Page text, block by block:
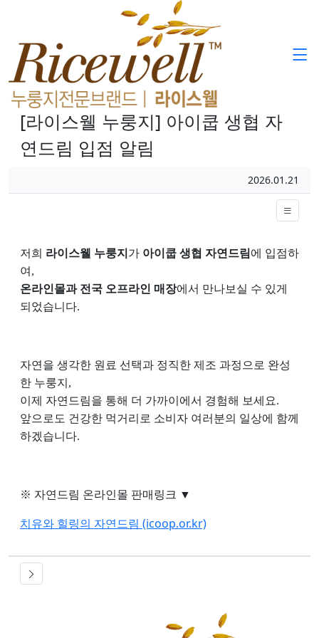
[라이스웰 누룽지] 아이쿱 생협 자
연드림 입점 알림
작성일
2026.01.21
저희 라이스웰 누룽지 가 아이쿱 생협 자연드림에 입점하
여,
온라인몰과 전국 오프라인 매장에서 만나보실 수 있게
되었습니다.
자연을 생각한 원료 선택과 정직한 제조 과정으로 완성
한 누룽지,
이제 자연드림을 통해 더 가까이에서 경험해 보세요.
앞으로도 건강한 먹거리로 소비자 여러분의 일상에 함께
하겠습니다.
※ 자연드림 온라인몰 판매링크 ▼
치유와 힐링의 자연드림 (icoop.or.kr)